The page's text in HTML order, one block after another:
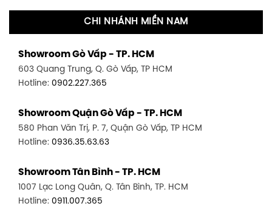
CHI NHÁNH MIỀN NAM
Showroom Gò Vấp - TP. HCM
603 Quang Trung, Q. Gò Vấp, TP HCM
Hotline: 0902.227.365
Showroom Quận Gò Vấp - TP. HCM
580 Phan Văn Trị, P. 7, Quận Gò Vấp, TP HCM
Hotline: 0936.35.63.63
Showroom Tân Bình - TP. HCM
1007 Lạc Long Quân, Q. Tân Bình, TP. HCM
Hotline: 0911.007.365